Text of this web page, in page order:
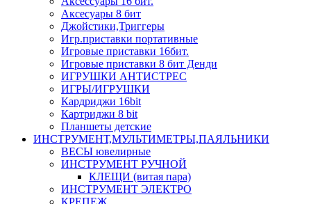
Аксесуары 8 бит
Джойстики,Триггеры
Игр.приставки портативные
Игровые приставки 16бит.
Игровые приставки 8 бит Денди
ИГРУШКИ АНТИСТРЕС
ИГРЫ/ИГРУШКИ
Кардриджи 16bit
Картриджи 8 bit
Планшеты детские
ИНСТРУМЕНТ,МУЛЬТИМЕТРЫ,ПАЯЛЬНИКИ
ВЕСЫ ювелирные
ИНСТРУМЕНТ РУЧНОЙ
КЛЕЩИ (витая пара)
ИНСТРУМЕНТ ЭЛЕКТРО
КРЕПЕЖ